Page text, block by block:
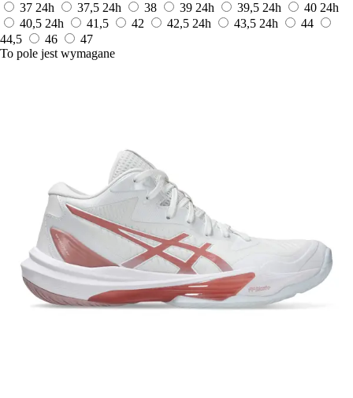
37 24h 37,5 24h 38 39 24h 39,5 24h 40 24h
40,5 24h 41,5 42 42,5 24h 43,5 24h
44
44,5
46
47
To pole jest wymagane